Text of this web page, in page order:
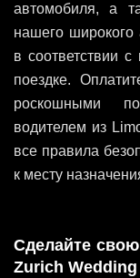
автомобиля, а
нашего широкого
в соответствии
поездке.
роскошными
водителем из
все правила
к месту
Сделайте
Zurich